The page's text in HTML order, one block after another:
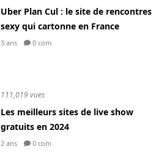
Uber Plan Cul : le site de rencontres
sexy qui cartonne en France
3 ans 0 com
111,019 vues
Les meilleurs sites de live show
gratuits en 2024
2 ans 0 com